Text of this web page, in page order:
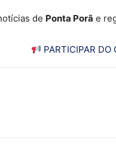
de Ponta Porã e
PARTICIPAR DO